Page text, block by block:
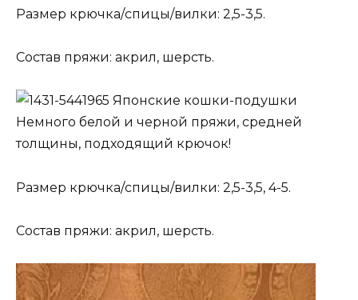
Размер крючка/спицы/вилки: 2,5-3,5.
Состав пряжи: акрил, шерсть.
Японские кошки-подушки
Немного белой и черной пряжи, средней
толщины, подходящий крючок!
Размер крючка/спицы/вилки: 2,5-3,5, 4-5.
Состав пряжи: акрил, шерсть.